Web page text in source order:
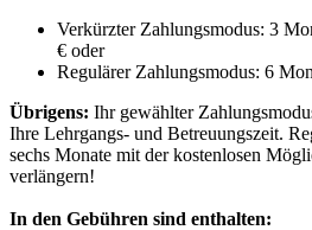
Verkürzter Zahlungsmodus: 3
€ oder
Regulärer Zahlungsmodus: 6
Übrigens: Ihr gewählter
Ihre Lehrgangs- und Betreuungszeit.
sechs Monate mit der kostenlosen
verlängern!
In den Gebühren sind enthalten: